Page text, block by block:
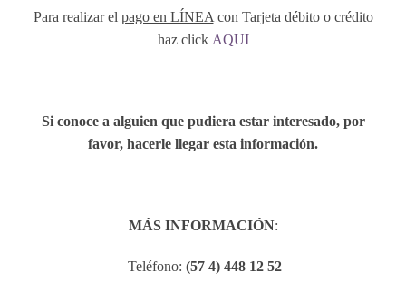
Para realizar el pago en LÍNEA con Tarjeta débito o crédito
haz click AQUI
Si conoce a alguien que pudiera estar interesado, por
favor, hacerle llegar esta información.
MÁS INFORMACIÓN:
Teléfono: (57 4) 448 12 52